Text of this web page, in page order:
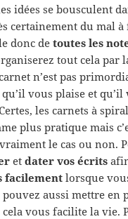
idées se bousculent
certainement du mal
donc detoutes les
tout cela par
n’est pas
vous plaise et
les carnets à
plus pratique mais
le cas ou non.
etdater vos écrits
facilement lorsque
aussi mettre en
vous facilite la vie.